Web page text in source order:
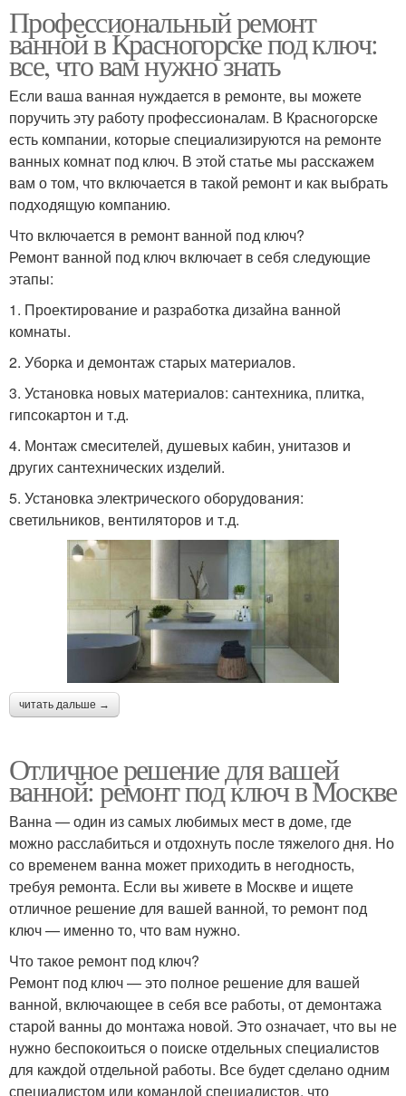
Профессиональный ремонт
ванной в Красногорске под ключ:
все, что вам нужно знать
Если ваша ванная нуждается в ремонте, вы можете
поручить эту работу профессионалам. В Красногорске
есть компании, которые специализируются на ремонте
ванных комнат под ключ. В этой статье мы расскажем
вам о том, что включается в такой ремонт и как выбрать
подходящую компанию.
Что включается в ремонт ванной под ключ?
Ремонт ванной под ключ включает в себя следующие
этапы:
1. Проектирование и разработка дизайна ванной
комнаты.
2. Уборка и демонтаж старых материалов.
3. Установка новых материалов: сантехника, плитка,
гипсокартон и т.д.
4. Монтаж смесителей, душевых кабин, унитазов и
других сантехнических изделий.
5. Установка электрического оборудования:
светильников, вентиляторов и т.д.
читать дальше →
Отличное решение для вашей
ванной: ремонт под ключ в Москве
Ванна — один из самых любимых мест в доме, где
можно расслабиться и отдохнуть после тяжелого дня. Но
со временем ванна может приходить в негодность,
требуя ремонта. Если вы живете в Москве и ищете
отличное решение для вашей ванной, то ремонт под
ключ — именно то, что вам нужно.
Что такое ремонт под ключ?
Ремонт под ключ — это полное решение для вашей
ванной, включающее в себя все работы, от демонтажа
старой ванны до монтажа новой. Это означает, что вы не
нужно беспокоиться о поиске отдельных специалистов
для каждой отдельной работы. Все будет сделано одним
специалистом или командой специалистов, что